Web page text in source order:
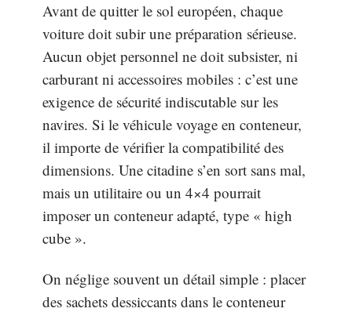
Avant de quitter le sol européen, chaque
voiture doit subir une préparation sérieuse.
Aucun objet personnel ne doit subsister, ni
carburant ni accessoires mobiles : c’est une
exigence de sécurité indiscutable sur les
navires. Si le véhicule voyage en conteneur,
il importe de vérifier la compatibilité des
dimensions. Une citadine s’en sort sans mal,
mais un utilitaire ou un 4×4 pourrait
imposer un conteneur adapté, type « high
cube ».
On néglige souvent un détail simple : placer
des sachets dessiccants dans le conteneur